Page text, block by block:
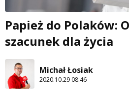
Papież do Polaków:
szacunek dla życia
Michał Łosiak
2020.10.29 08:46